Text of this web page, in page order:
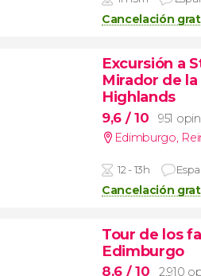
Cancelación
Excursión a
Mirador de la
Highlands
9,6 / 10
951
Edimburgo,
12 - 13h
Cancelación
Tour de los
Edimburgo
8,6 / 10
2.910